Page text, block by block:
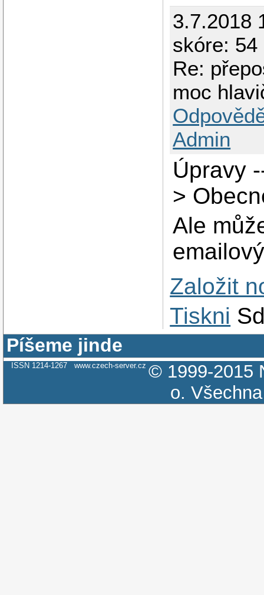
3.7.2018
skóre: 54
Re:
moc
Admin
Úpravy
>
Ale
Založit
Tiskni
Píšeme jinde
ISSN 1214-1267 www.czech-server.cz © 1999-2015
o.